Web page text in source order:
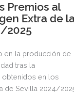
Premios al
Extra de
2025
en la producción de
tras la
obtenidos en los
de Sevilla 2024/